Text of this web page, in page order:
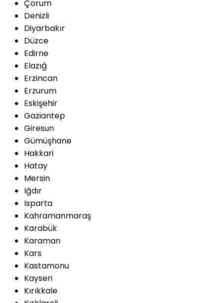
Çorum
Denizli
Diyarbakır
Düzce
Edirne
Elazığ
Erzincan
Erzurum
Eskişehir
Gaziantep
Giresun
Gümüşhane
Hakkari
Hatay
Mersin
Iğdır
Isparta
Kahramanmaraş
Karabük
Karaman
Kars
Kastamonu
Kayseri
Kırıkkale